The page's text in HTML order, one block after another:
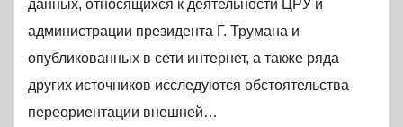
данных, относящихся к деятельности ЦРУ и
администрации президента Г. Трумана и
опубликованных в сети интернет, а также ряда
других источников исследуются обстоятельства
переориентации внешней…